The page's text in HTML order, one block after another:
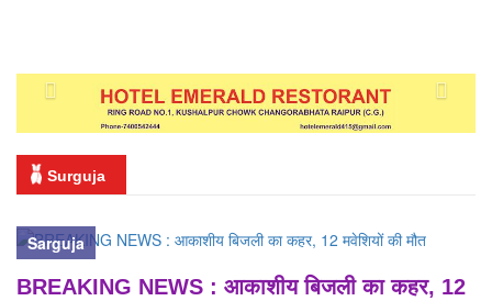
Previous
Surguja
Sarguja
BREAKING NEWS : आकाशीय बिजली का कहर, 12